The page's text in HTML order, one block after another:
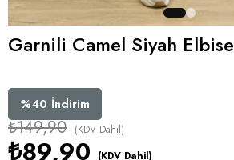
Garnili Camel Siyah Elbise
%40 İndirim
₺149,90 (KDV Dahil)
₺89,90 (KDV Dahil)